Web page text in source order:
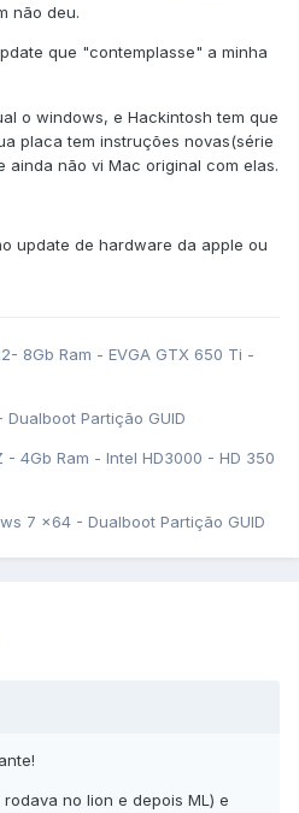
não deu.
que "contemplasse" a minha
o windows, e Hackintosh tem que
placa tem instruções novas(série
ainda não vi Mac original com elas.
update de hardware da apple ou
8Gb Ram - EVGA GTX 650 Ti -
Partição GUID
- 4Gb Ram - Intel HD3000 - HD 350
7 x64 - Dualboot Partição GUID
no lion e depois ML) e